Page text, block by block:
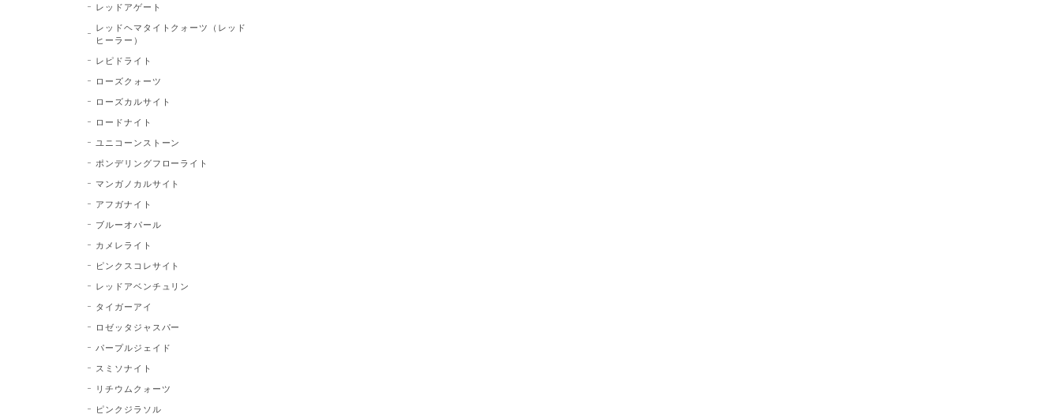
レッドアゲート
レッドヘマタイトクォーツ（レッド
ヒーラー）
レピドライト
ローズクォーツ
ローズカルサイト
ロードナイト
ユニコーンストーン
ポンデリングフローライト
マンガノカルサイト
アフガナイト
ブルーオパール
カメレライト
ピンクスコレサイト
レッドアベンチュリン
タイガーアイ
ロゼッタジャスパー
パープルジェイド
スミソナイト
リチウムクォーツ
ピンクジラソル